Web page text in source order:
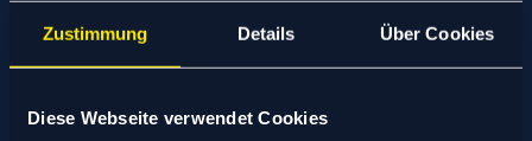
Zustimmung Details Über Cookies
Diese Webseite verwendet Cookies
iOS & Android Apps